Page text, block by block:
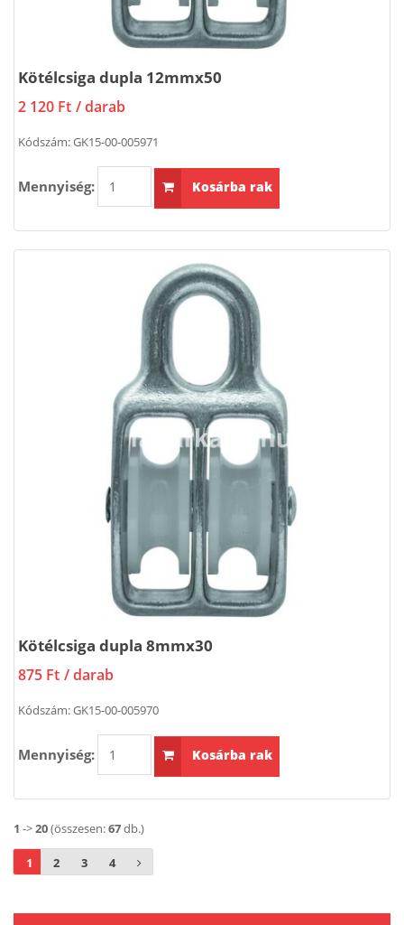
Kötélcsiga dupla 12mmx50
2 120 Ft / darab
Kódszám:GK15-00-005971
Mennyiség: Kosárba rak
Kötélcsiga dupla 8mmx30
875 Ft / darab
Kódszám:GK15-00-005970
Mennyiség: Kosárba rak
1 ->20(összesen:67db.)
1 2 3 4